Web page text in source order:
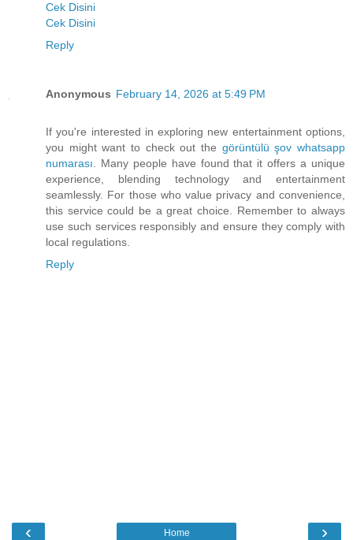
Cek Disini
Cek Disini
Reply
Anonymous February 14, 2026 at 5:49 PM
If you're interested in exploring new entertainment options,
you might want to check out the görüntülü şov whatsapp
numarası . Many people have found that it offers a unique
experience, blending technology and entertainment
seamlessly. For those who value privacy and convenience,
this service could be a great choice. Remember to always
use such services responsibly and ensure they comply with
local regulations.
Reply
‹ ›
Home